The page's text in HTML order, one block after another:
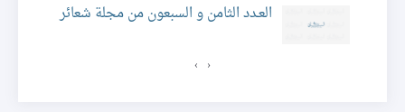
العـدد الثامن و السبعون من مجلة شعائر
‹
›